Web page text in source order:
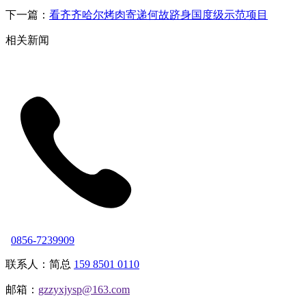
下一篇： 看齐齐哈尔烤肉寄递何故跻身国度级示范项目
相关新闻
0856-7239909
联系人：简总 159 8501 0110
邮箱： gzzyxjysp@163.com